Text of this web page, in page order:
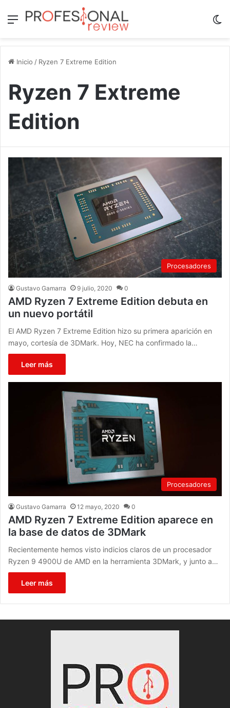
Menú
Inicio / Ryzen 7 Extreme Edition
Ryzen 7 Extreme
Edition
Procesadores
Gustavo Gamarra 9 julio, 2020 0
AMD Ryzen 7 Extreme Edition debuta en
un nuevo portátil
El AMD Ryzen 7 Extreme Edition hizo su primera aparición en
mayo, cortesía de 3DMark. Hoy, NEC ha confirmado la…
Leer más
Procesadores
Gustavo Gamarra 12 mayo, 2020 0
AMD Ryzen 7 Extreme Edition aparece en
la base de datos de 3DMark
Recientemente hemos visto indicios claros de un procesador
Ryzen 9 4900U de AMD en la herramienta 3DMark, y junto a…
Leer más